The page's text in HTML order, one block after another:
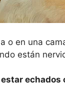
o en una
están
echados